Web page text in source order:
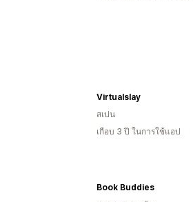
Virtualslay
สเปน
เกือบ 3 ปี ในการใช้แอป
Book Buddies